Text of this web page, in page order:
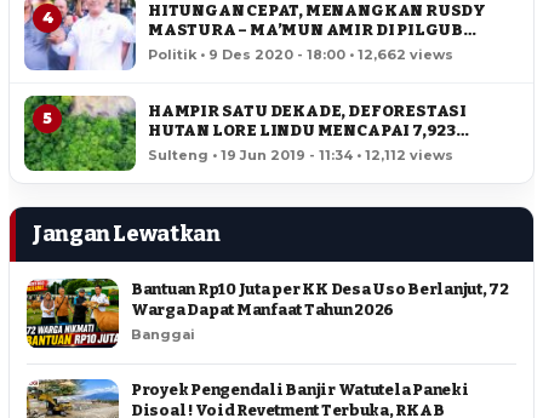
4
HITUNGAN CEPAT, MENANGKAN RUSDY
MASTURA – MA’MUN AMIR DI PILGUB
SULTENG
Politik • 9 Des 2020 - 18:00 • 12,662 views
5
HAMPIR SATU DEKADE, DEFORESTASI
HUTAN LORE LINDU MENCAPAI 7,923
HEKTAR
Sulteng • 19 Jun 2019 - 11:34 • 12,112 views
Jangan Lewatkan
Bantuan Rp10 Juta per KK Desa Uso Berlanjut, 72
Warga Dapat Manfaat Tahun 2026
Banggai
Proyek Pengendali Banjir Watutela Paneki
Disoal ! Void Revetment Terbuka, RKAB